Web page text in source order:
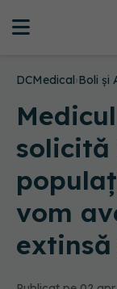
DCMedical›Boli și
vom